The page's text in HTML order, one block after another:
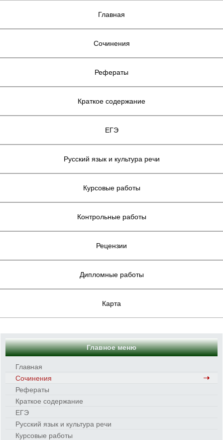
Главная
Сочинения
Рефераты
Краткое содержание
ЕГЭ
Русский язык и культура речи
Курсовые работы
Контрольные работы
Рецензии
Дипломные работы
Карта
Главное меню
Главная
Сочинения
Рефераты
Краткое содержание
ЕГЭ
Русский язык и культура речи
Курсовые работы